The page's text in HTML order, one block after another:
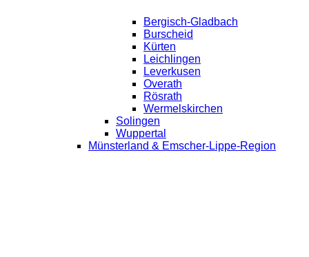
Bergisch-Gladbach
Burscheid
Kürten
Leichlingen
Leverkusen
Overath
Rösrath
Wermelskirchen
Solingen
Wuppertal
Münsterland & Emscher-Lippe-Region